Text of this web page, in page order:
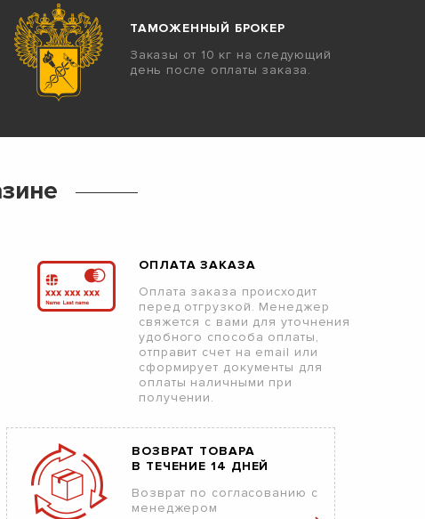
ТАМОЖЕННЫЙ БРОКЕР
Заказы от 10 кг на следующий
день после оплаты заказа.
ОПЛАТА ЗАКАЗА
Оплата заказа происходит
перед отгрузкой. Менеджер
свяжется с вами для уточнения
удобного способа оплаты,
отправит счет на email или
сформирует документы для
оплаты наличными при
получении.
ВОЗВРАТ ТОВАРА
В ТЕЧЕНИЕ 14 ДНЕЙ
Возврат по согласованию с
менеджером